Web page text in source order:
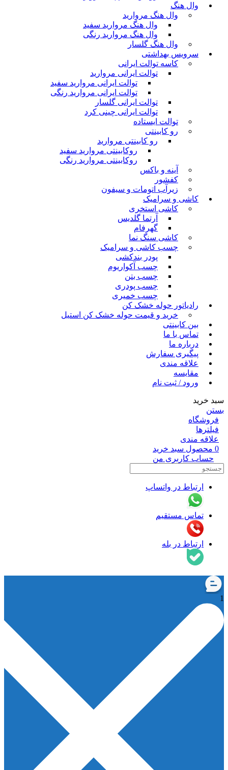
وال هنگ
وال هنگ مروارید
وال هنگ مروارید سفید
وال هنگ مروارید رنگی
وال هنگ گلسار
سرویس بهداشتی
کاسه توالت ایرانی
توالت ایرانی مروارید
توالت ایرانی مروارید سفید
توالت ایرانی مروارید رنگی
توالت ایرانی گلسار
توالت ایرانی چینی کرد
توالت ایستاده
رو کابینتی
رو کابینتی مروارید
روکابینتی مروارید سفید
روکابینتی مروارید رنگی
آینه و باکس
کفشور
زیرآب اتومات و سیفون
کاشی و سرامیک
کاشی استخری
آرتما گلدیس
گهرفام
کاشی سنگ نما
چسب کاشی و سرامیک
پودر بندکشی
چسب آکواریوم
چسب بتن
چسب پودری
چسب خمیری
رادیاتور حوله خشک کن
خرید و قیمت حوله خشک کن استیل
بین کابینتی
تماس با ما
درباره ما
پیگیری سفارش
علاقه مندی
مقایسه
ورود / ثبت نام
سبد خرید
بستن
فروشگاه
فیلترها
علاقه مندی
0 محصول سبد خرید
حساب کاربری من
ارتباط در واتساپ
تماس مستقیم
ارتباط در بله
1